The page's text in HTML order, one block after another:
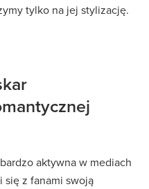
tylko na jej stylizację.
aktywna w mediach
się z fanami swoją